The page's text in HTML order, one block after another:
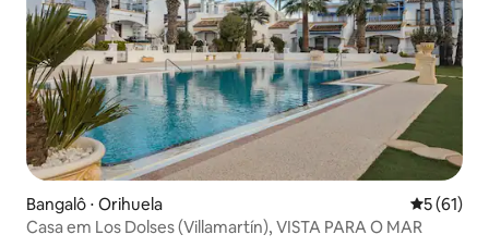
Bangalô ⋅ Orihuela 5 de uma
5 (61)
Casa em Los Dolses (Villamartín), VISTA PARA O MAR